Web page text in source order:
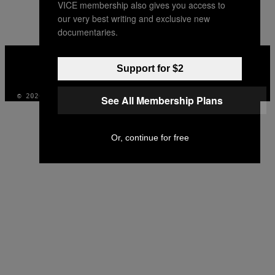
AUTHOR
INSTAGRAM
TIKTOK
YOUTUBE
© 2026 VICE DIGITAL PUBLISHING, LLC
VICE membership also gives you access to
our very best writing and exclusive new
documentaries.
Support for $2
See All Membership Plans
Or, continue for free